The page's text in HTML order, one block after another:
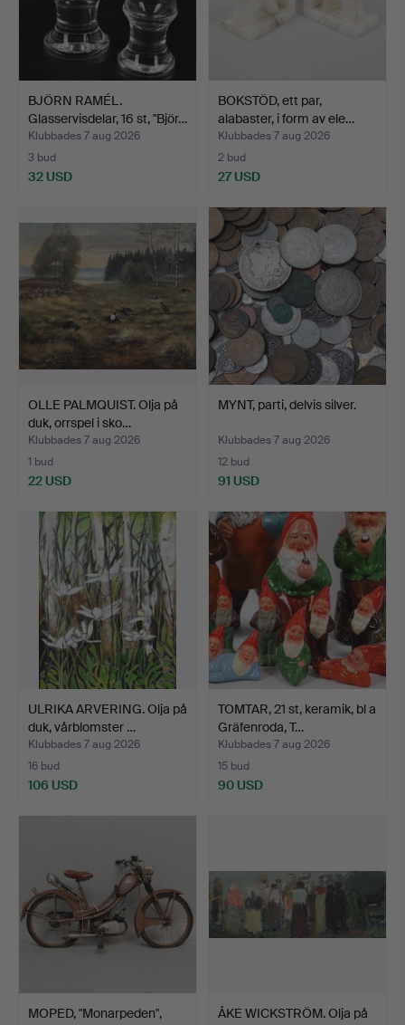
BJÖRN RAMÉL.
Glasservisdelar, 16 st, "Björ…
Klubbades 7 aug 2026
3 bud
32 USD
BOKSTÖD, ett par,
alabaster, i form av ele…
Klubbades 7 aug 2026
2 bud
27 USD
OLLE PALMQUIST. Olja på
duk, orrspel i sko…
Klubbades 7 aug 2026
1 bud
22 USD
MYNT, parti, delvis silver.
Klubbades 7 aug 2026
12 bud
91 USD
ULRIKA ARVERING. Olja på
duk, vårblomster …
Klubbades 7 aug 2026
16 bud
106 USD
TOMTAR, 21 st, keramik, bl a
Gräfenroda, T…
Klubbades 7 aug 2026
15 bud
90 USD
MOPED, "Monarpeden",
ÅKE WICKSTRÖM. Olja på